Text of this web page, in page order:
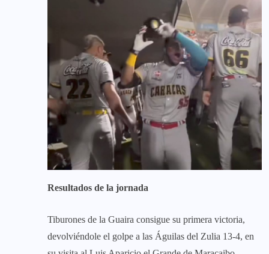
Resultados de la jornada
Tiburones de la Guaira consigue su primera victoria,
devolviéndole el golpe a las Águilas del Zulia 13-4, en